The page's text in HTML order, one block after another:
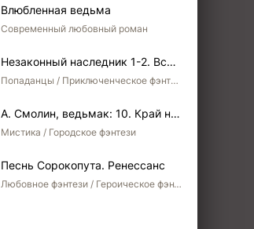
Влюбленная ведьма
Современный любовный роман
Незаконный наследник 1-2. Вспомнить, кем был. Стать собой. Остаться собой
Попаданцы / Приключенческое фэнтези / Боевое фэнтези / Юмористическое фэнтези
А. Смолин, ведьмак: 10. Край неба
Мистика / Городское фэнтези
Песнь Сорокопута. Ренессанс
Любовное фэнтези / Героическое фэнтези